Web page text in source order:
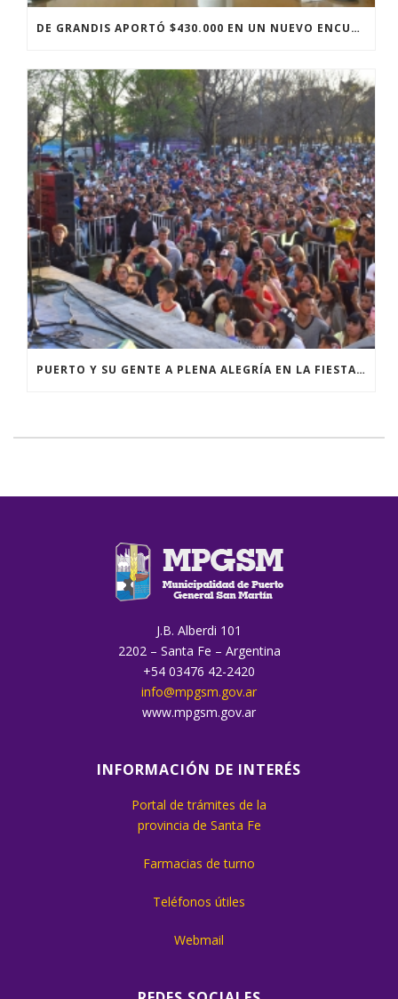
DE GRANDIS APORTÓ $430.000 EN UN NUEVO ENCUENTRO CON LAS INSTITUCIONES Y DISCIPLINAS DEPORTIVAS
PUERTO Y SU GENTE A PLENA ALEGRÍA EN LA FIESTA DE LA PRIMAVERA
J.B. Alberdi 101
2202 – Santa Fe – Argentina
+54 03476 42-2420
info@mpgsm.gov.ar
www.mpgsm.gov.ar
INFORMACIÓN DE INTERÉS
Portal de trámites de la
provincia de Santa Fe
Farmacias de turno
Teléfonos útiles
Webmail